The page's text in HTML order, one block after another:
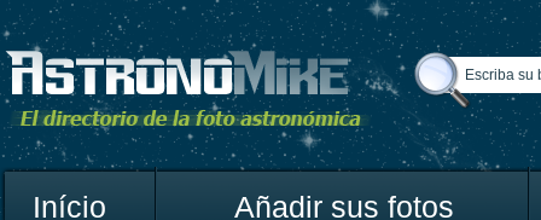
Início Añadir sus fotos